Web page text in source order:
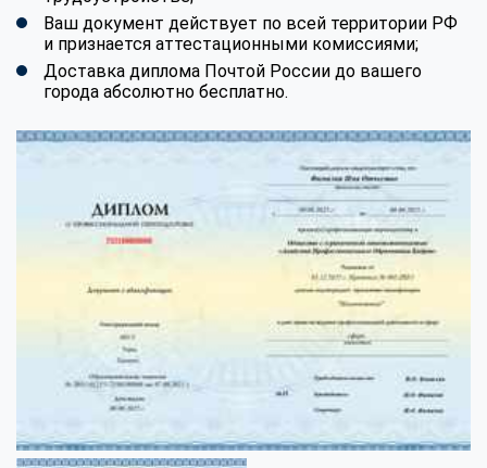
Ваш документ действует по всей территории РФ
и признается аттестационными комиссиями;
Доставка диплома Почтой России до вашего
города абсолютно бесплатно.